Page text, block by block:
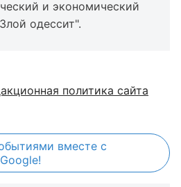
и экономический
одессит".
политика сайта
вместе с